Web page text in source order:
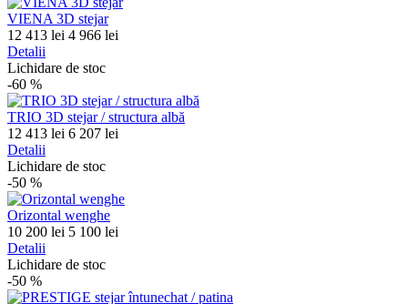
VIENA 3D stejar
12 413 lei 4 966 lei
Detalii
Lichidare de stoc
-60 %
TRIO 3D stejar / structura albă
12 413 lei 6 207 lei
Detalii
Lichidare de stoc
-50 %
Orizontal wenghe
10 200 lei 5 100 lei
Detalii
Lichidare de stoc
-50 %